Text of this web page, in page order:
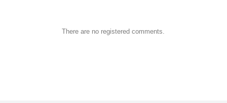
There are no registered comments.